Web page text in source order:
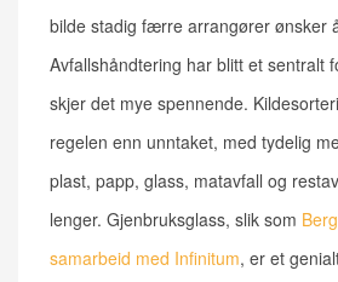
bilde stadig færre arrangører ønsker
Avfallshåndtering har blitt et sentralt
skjer det mye spennende.
regelen enn unntaket, med tydelig
plast, papp, glass, matavfall og
lenger. Gjenbruksglass, slik som
samarbeid med Infinitum, er et